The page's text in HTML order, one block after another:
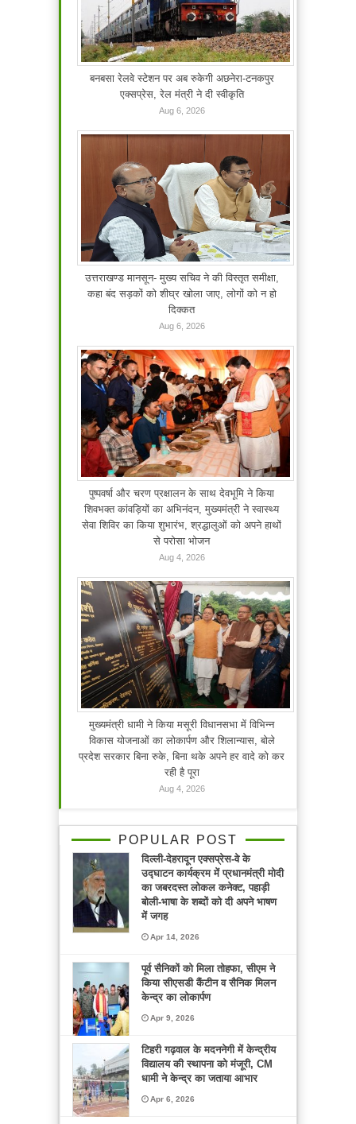
बनबसा रेलवे स्टेशन पर अब रुकेगी अछनेरा-टनकपुर
एक्सप्रेस, रेल मंत्री ने दी स्वीकृति
Aug 6, 2026
उत्तराखण्ड मानसून- मुख्य सचिव ने की विस्तृत समीक्षा,
कहा बंद सड़कों को शीघ्र खोला जाए, लोगों को न हो
दिक्कत
Aug 6, 2026
पुष्पवर्षा और चरण प्रक्षालन के साथ देवभूमि ने किया
शिवभक्त कांवड़ियों का अभिनंदन, मुख्यमंत्री ने स्वास्थ्य
सेवा शिविर का किया शुभारंभ, श्रद्धालुओं को अपने हाथों
से परोसा भोजन
Aug 4, 2026
मुख्यमंत्री धामी ने किया मसूरी विधानसभा में विभिन्न
विकास योजनाओं का लोकार्पण और शिलान्यास, बोले
प्रदेश सरकार बिना रुके, बिना थके अपने हर वादे को कर
रही है पूरा
Aug 4, 2026
POPULAR POST
दिल्ली-देहरादून एक्सप्रेस-वे के
उद्घाटन कार्यक्रम में प्रधानमंत्री मोदी
का जबरदस्त लोकल कनेक्ट, पहाड़ी
बोली-भाषा के शब्दों को दी अपने भाषण
में जगह
Apr 14, 2026
पूर्व सैनिकों को मिला तोहफा, सीएम ने
किया सीएसडी कैंटीन व सैनिक मिलन
केन्द्र का लोकार्पण
Apr 9, 2026
टिहरी गढ़वाल के मदननेगी में केन्द्रीय
विद्यालय की स्थापना को मंजूरी, CM
धामी ने केन्द्र का जताया आभार
Apr 6, 2026